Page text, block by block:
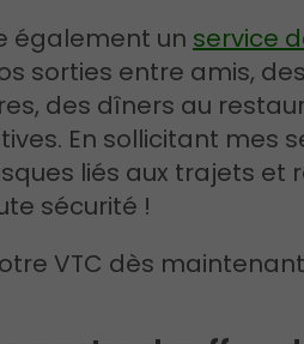
également un service
sorties entre amis,
des dîners au
En sollicitant mes
liés aux trajets et
sécurité !
VTC dès maintenant